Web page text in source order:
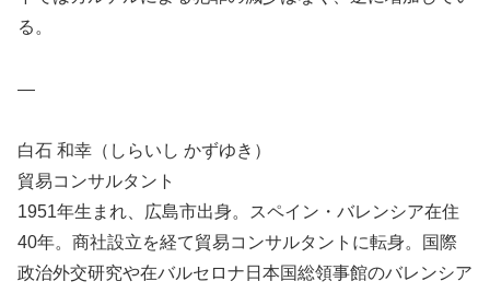
る。
—
白石 和幸（しらいし かずゆき）
貿易コンサルタント
1951年生まれ、広島市出身。スペイン・バレンシア在住
40年。商社設立を経て貿易コンサルタントに転身。国際
政治外交研究や在バルセロナ日本国総領事館のバレンシア